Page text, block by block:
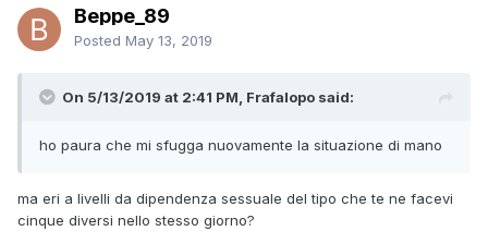
Beppe_89
Posted May 13, 2019
On 5/13/2019 at 2:41 PM, Frafalopo said:
ho paura che mi sfugga nuovamente la situazione di mano
ma eri a livelli da dipendenza sessuale del tipo che te ne facevi
cinque diversi nello stesso giorno?